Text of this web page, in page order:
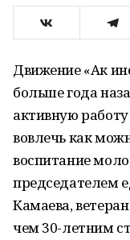
Движение «Ак
больше года
активную
вовлечь как
воспитание
председателем
Камаева,
чем 30-летним